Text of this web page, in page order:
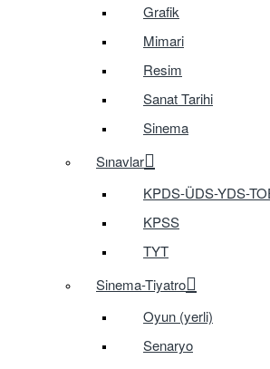
Grafik
Mimari
Resim
Sanat Tarihi
Sinema
Sınavlar
KPDS-ÜDS-YDS-
KPSS
TYT
Sinema-Tiyatro
Oyun (yerli)
Senaryo